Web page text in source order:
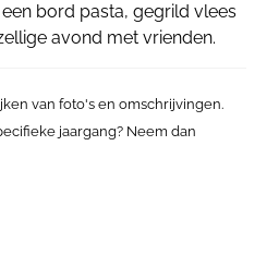
bord pasta, gegrild vlees
avond met vrienden.
van foto's en omschrijvingen.
jaargang? Neem dan